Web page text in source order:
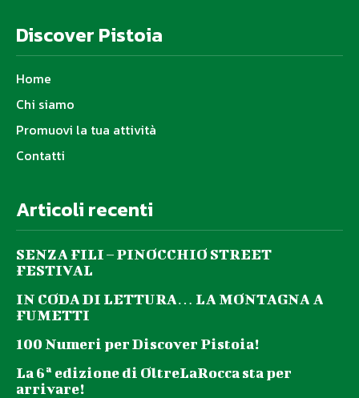
Discover Pistoia
Home
Chi siamo
Promuovi la tua attività
Contatti
Articoli recenti
SENZA FILI – PINOCCHIO STREET
FESTIVAL
IN CODA DI LETTURA… LA MONTAGNA A
FUMETTI
100 Numeri per Discover Pistoia!
La 6ª edizione di OltreLaRocca sta per
arrivare!